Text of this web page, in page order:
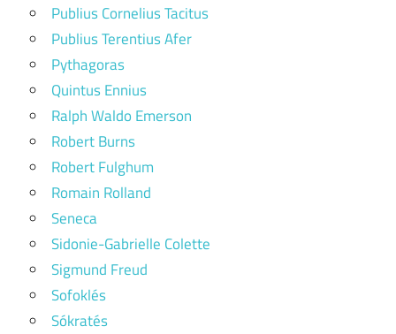
Publius Cornelius Tacitus
Publius Terentius Afer
Pythagoras
Quintus Ennius
Ralph Waldo Emerson
Robert Burns
Robert Fulghum
Romain Rolland
Seneca
Sidonie-Gabrielle Colette
Sigmund Freud
Sofoklés
Sókratés